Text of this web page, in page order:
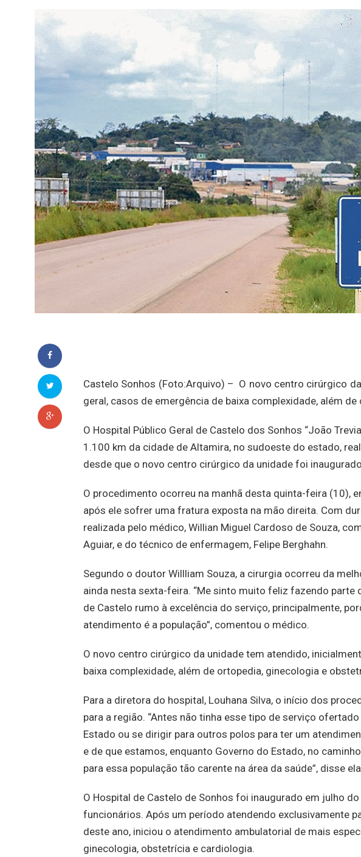
Castelo Sonhos (Foto:Arquivo) – O novo centro cirúrgico
geral, casos de emergência de baixa complexidade, além
O Hospital Público Geral de Castelo dos Sonhos “João
1.100 km da cidade de Altamira, no sudoeste do estado,
desde que o novo centro cirúrgico da unidade foi
O procedimento ocorreu na manhã desta quinta-feira (10),
após ele sofrer uma fratura exposta na mão direita. Com
realizada pelo médico, Willian Miguel Cardoso de Souza,
Aguiar, e do técnico de enfermagem, Felipe Berghahn.
Segundo o doutor Willliam Souza, a cirurgia ocorreu da
ainda nesta sexta-feira. “Me sinto muito feliz fazendo parte
de Castelo rumo à excelência do serviço, principalmente,
atendimento é a população”, comentou o médico.
O novo centro cirúrgico da unidade tem atendido,
baixa complexidade, além de ortopedia, ginecologia e
Para a diretora do hospital, Louhana Silva, o início dos
para a região. “Antes não tinha esse tipo de serviço
Estado ou se dirigir para outros polos para ter um
e de que estamos, enquanto Governo do Estado, no
para essa população tão carente na área da saúde”, disse
O Hospital de Castelo de Sonhos foi inaugurado em julho
funcionários. Após um período atendendo exclusivamente
deste ano, iniciou o atendimento ambulatorial de mais
ginecologia, obstetrícia e cardiologia.